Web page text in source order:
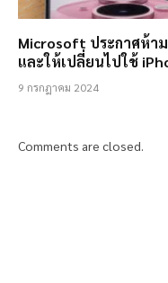
Microsoft ประกาศห้า
และให้เปลี่ยนไปใช้
9 กรกฎาคม 2024
Comments are closed.